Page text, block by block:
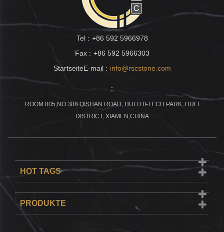
Tel : +86 592 5966978
Fax : +86 592 5966303
StartseiteE-mail : info@rscstone.com
:
ROOM 805,NO.388 QISHAN ROAD, HULI HI-TECH PARK, HULI
DISTRICT, XIAMEN,CHINA
HOT TAGS
PRODUKTE